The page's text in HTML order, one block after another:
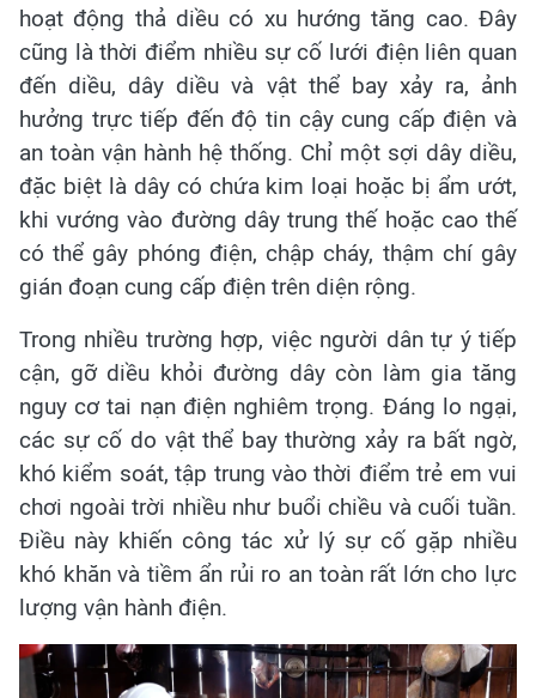
hoạt động thả diều có xu hướng tăng cao. Đây
cũng là thời điểm nhiều sự cố lưới điện liên quan
đến diều, dây diều và vật thể bay xảy ra, ảnh
hưởng trực tiếp đến độ tin cậy cung cấp điện và
an toàn vận hành hệ thống. Chỉ một sợi dây diều,
đặc biệt là dây có chứa kim loại hoặc bị ẩm ướt,
khi vướng vào đường dây trung thế hoặc cao thế
có thể gây phóng điện, chập cháy, thậm chí gây
gián đoạn cung cấp điện trên diện rộng.
Trong nhiều trường hợp, việc người dân tự ý tiếp
cận, gỡ diều khỏi đường dây còn làm gia tăng
nguy cơ tai nạn điện nghiêm trọng. Đáng lo ngại,
các sự cố do vật thể bay thường xảy ra bất ngờ,
khó kiểm soát, tập trung vào thời điểm trẻ em vui
chơi ngoài trời nhiều như buổi chiều và cuối tuần.
Điều này khiến công tác xử lý sự cố gặp nhiều
khó khăn và tiềm ẩn rủi ro an toàn rất lớn cho lực
lượng vận hành điện.